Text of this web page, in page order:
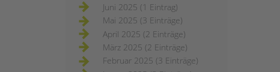
Juni 2025 (1 Eintrag)
Mai 2025 (3 Einträge)
April 2025 (2 Einträge)
März 2025 (2 Einträge)
Februar 2025 (3 Einträge)